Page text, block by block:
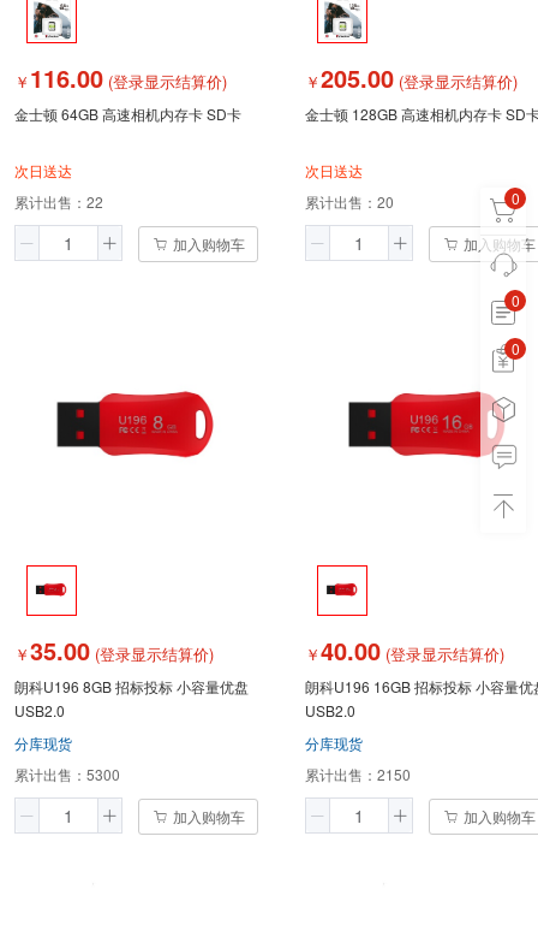
0
0
0 0
￥ 116.00 (登录显示结算价)
金士顿 64GB 高速相机内存卡 SD卡
次日送达
累计出售： 22
加入购物车
￥205.00 (登录显示结算价)
金士顿 128GB 高速相机内存卡 SD
次日送达
累计出售： 20
加入购物车
￥35.00 (登录显示结算价)
朗科U196 8GB 招标投标 小容量优盘
USB2.0
分库现货
累计出售： 5300
加入购物车
￥40.00 (登录显示结算价)
朗科U196 16GB 招标投标 小容量优
USB2.0
分库现货
累计出售： 2150
加入购物车